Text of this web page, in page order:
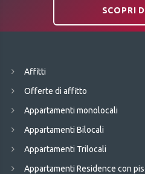
SCOPRI
Affitti
Offerte di affitto
Appartamenti monolocali
Appartamenti Bilocali
Appartamenti Trilocali
Appartamenti Residence con